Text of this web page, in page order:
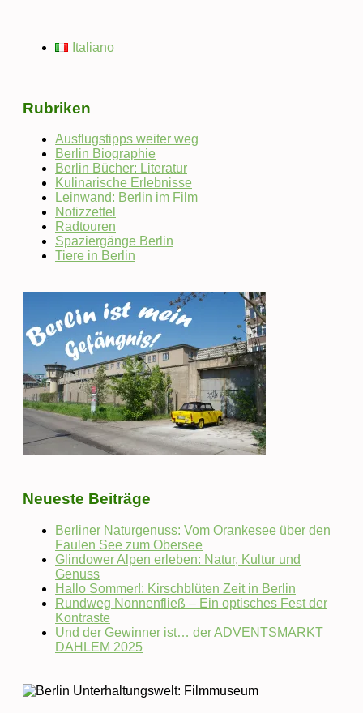
Italiano
Rubriken
Ausflugstipps weiter weg
Berlin Biographie
Berlin Bücher: Literatur
Kulinarische Erlebnisse
Leinwand: Berlin im Film
Notizzettel
Radtouren
Spaziergänge Berlin
Tiere in Berlin
Neueste Beiträge
Berliner Naturgenuss: Vom Orankesee über den
Faulen See zum Obersee
Glindower Alpen erleben: Natur, Kultur und
Genuss
Hallo Sommer!: Kirschblüten Zeit in Berlin
Rundweg Nonnenfließ – Ein optisches Fest der
Kontraste
Und der Gewinner ist… der ADVENTSMARKT
DAHLEM 2025